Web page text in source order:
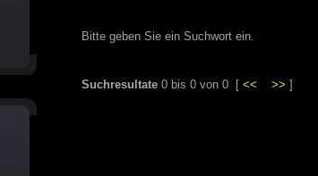
Bitte geben Sie ein Suchwort ein.
Suchresultate 0 bis 0 von 0 [ << >> ]